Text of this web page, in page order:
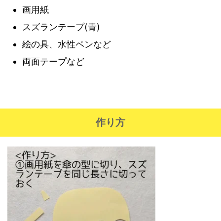
画用紙
スズランテープ(青)
絵の具、水性ペンなど
両面テープなど
作り方